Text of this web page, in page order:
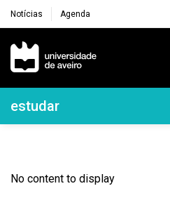
Notícias Agenda
Navegação Principal
Navegação Lateral
estudar
No content to display